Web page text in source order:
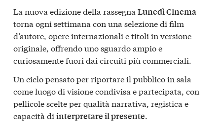
La nuova edizione della rassegna Lunedì Cinema
torna ogni settimana con una selezione di film
d’autore, opere internazionali e titoli in versione
originale, offrendo uno sguardo ampio e
curiosamente fuori dai circuiti più commerciali.
Un ciclo pensato per riportare il pubblico in sala
come luogo di visione condivisa e partecipata, con
pellicole scelte per qualità narrativa, registica e
capacità di interpretare il presente